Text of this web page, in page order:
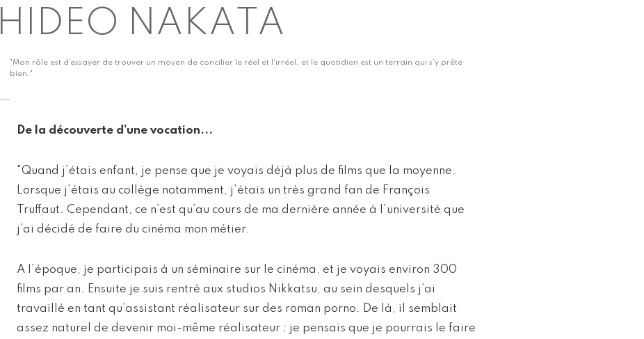
HIDEO NAKATA
"Mon rôle est d’essayer de trouver un moyen de concilier le réel et l’irréel, et le quotidien est un terrain qui s’y prête
bien."
De la découverte d’une vocation...
"Quand j’étais enfant, je pense que je voyais déjà plus de films que la moyenne.
Lorsque j’étais au collège notamment, j’étais un très grand fan de François
Truffaut. Cependant, ce n’est qu’au cours de ma dernière année à l’université que
j’ai décidé de faire du cinéma mon métier.
A l’époque, je participais à un séminaire sur le cinéma, et je voyais environ 300
films par an. Ensuite je suis rentré aux studios Nikkatsu, au sein desquels j’ai
travaillé en tant qu’assistant réalisateur sur des roman porno. De là, il semblait
assez naturel de devenir moi-même réalisateur ; je pensais que je pourrais le faire